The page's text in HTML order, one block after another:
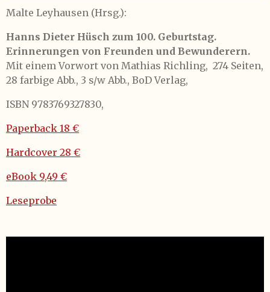
Malte Leyhausen (Hrsg.):
Hanns Dieter Hüsch zum 100. Geburtstag.
Erinnerungen von Freunden und Bewunderern.
Mit einem Vorwort von Mathias Richling, 274 Seiten,
28 farbige Abb., 3 s/w Abb., BoD Verlag,
ISBN 9783769327830,
Paperback 18 €
Hardcover 28 €
eBook 9,49 €
Leseprobe